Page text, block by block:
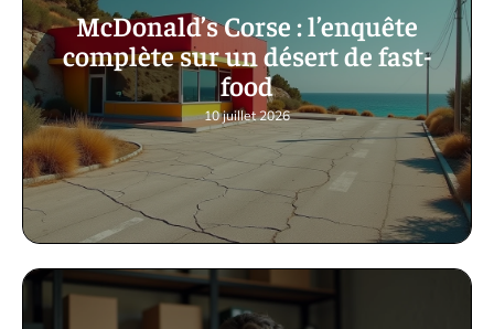
McDonald’s Corse : l’enquête
complète sur un désert de fast-
food
10 juillet 2026